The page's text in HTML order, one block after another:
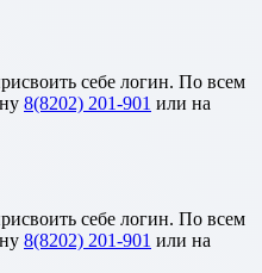
себе логин. По всем
8(8202) 201-901 или на
себе логин. По всем
8(8202) 201-901 или на